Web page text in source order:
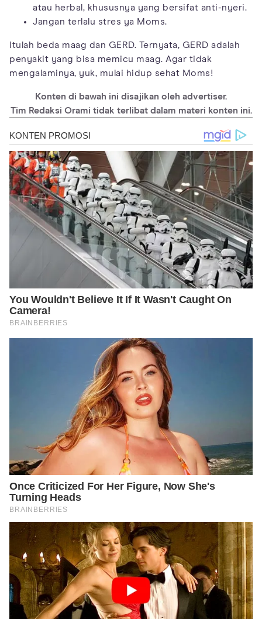
atau herbal, khususnya yang bersifat anti-nyeri.
Jangan terlalu stres ya Moms.
Itulah beda maag dan GERD. Ternyata, GERD adalah
penyakit yang bisa memicu maag. Agar tidak
mengalaminya, yuk, mulai hidup sehat Moms!
Konten di bawah ini disajikan oleh advertiser.
Tim Redaksi Orami tidak terlibat dalam materi konten ini.